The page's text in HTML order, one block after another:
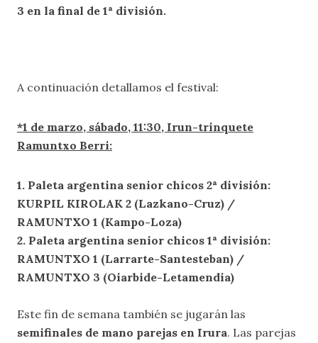
3 en la final de 1ª división.
A continuación detallamos el festival:
*1 de marzo, sábado, 11:30, Irun-trinquete
Ramuntxo Berri:
1. Paleta argentina senior chicos 2ª división:
KURPIL KIROLAK 2 (Lazkano-Cruz) /
RAMUNTXO 1 (Kampo-Loza)
2. Paleta argentina senior chicos 1ª división:
RAMUNTXO 1 (Larrarte-Santesteban) /
RAMUNTXO 3 (Oiarbide-Letamendia)
Este fin de semana también se jugarán las
semifinales de mano parejas en Irura. Las parejas